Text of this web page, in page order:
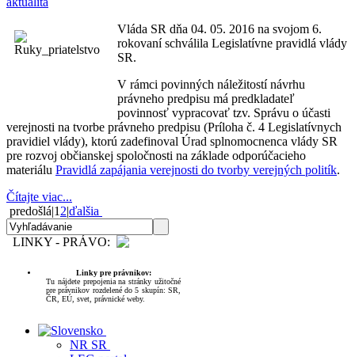
Vláda SR dňa 04. 05. 2016 na svojom 6.
rokovaní schválila Legislatívne pravidlá vlády
SR.
V rámci povinných náležitostí návrhu
právneho predpisu má predkladateľ
povinnosť vypracovať tzv. Správu o účasti
verejnosti na tvorbe právneho predpisu (Príloha č. 4 Legislatívnych
pravidiel vlády), ktorú zadefinoval Úrad splnomocnenca vlády SR
pre rozvoj občianskej spoločnosti na základe odporúčacieho
materiálu Pravidlá zapájania verejnosti do tvorby verejných politík.
Čítajte viac...
predošlá|1 2|ďalšia
LINKY - PRÁVO:
Linky pre právnikov:
Tu nájdete prepojenia na stránky užitočné
pre právnikov rozdelené do 5 skupín: SR,
ČR, EÚ, svet, právnické weby.
NR SR